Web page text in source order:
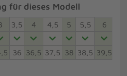
für dieses Modell
3,5 4 4,5 5 5,5 6
36 36,5 37,5 38 38,5 39,5